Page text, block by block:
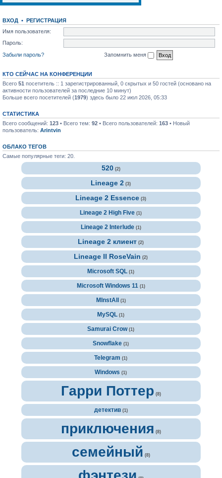
ВХОД • РЕГИСТРАЦИЯ
Имя пользователя:
Пароль:
Забыли пароль?
Запомнить меня
КТО СЕЙЧАС НА КОНФЕРЕНЦИИ
Всего 51 посетитель :: 1 зарегистрированный, 0 скрытых и 50 гостей (основано на
активности пользователей за последние 10 минут)
Больше всего посетителей (1979) здесь было 22 июл 2026, 05:33
СТАТИСТИКА
Всего сообщений: 123 • Всего тем: 92 • Всего пользователей: 163 • Новый
пользователь: Arintvin
ОБЛАКО ТЕГОВ
Самые популярные теги: 20.
520 (2)
Lineage 2 (3)
Lineage 2 Essence (3)
Lineage 2 High Five (1)
Lineage 2 Interlude (1)
Lineage 2 клиент (2)
Lineage II RoseVain (2)
Microsoft SQL (1)
Microsoft Windows 11 (1)
MInstAll (1)
MySQL (1)
Samurai Crow (1)
Snowflake (1)
Telegram (1)
Windows (1)
Гарри Поттер (8)
детектив (1)
приключения (8)
семейный (8)